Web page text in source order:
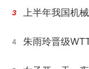
3
4